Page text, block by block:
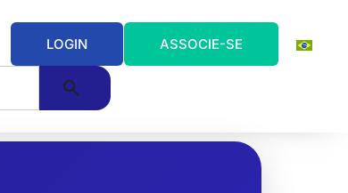
LOGIN ASSOCIE-SE